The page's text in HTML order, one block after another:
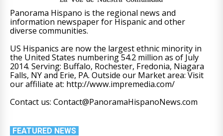
Panorama Hispano is the regional news and
information newspaper for Hispanic and other
diverse communities.
US Hispanics are now the largest ethnic minority in
the United States numbering 54.2 million as of July
2014. Serving: Buffalo, Rochester, Fredonia, Niagara
Falls, NY and Erie, PA. Outside our Market area: Visit
our affiliate at: http://www.impremedia.com/
Contact us: Contact@PanoramaHispanoNews.com
FEATURED NEWS